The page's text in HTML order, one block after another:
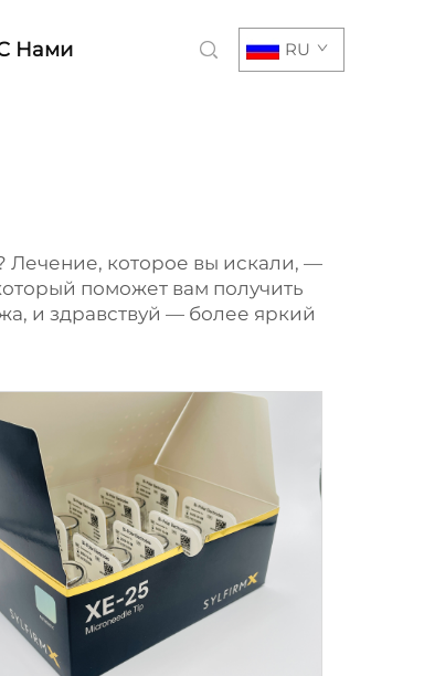
Нами RU
Лечение, которое вы искали, —
поможет вам получить
и здравствуй — более яркий